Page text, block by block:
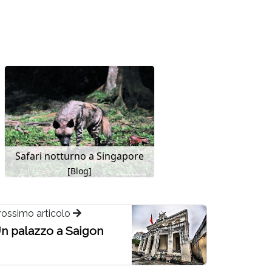
Safari notturno a Singapore
[Blog]
articolo
palazzo a Saigon